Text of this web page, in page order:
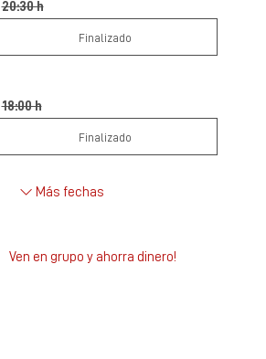
20:30 h
Finalizado
18:00 h
Finalizado
Más fechas
Ven en grupo y ahorra dinero!